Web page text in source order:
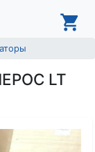
LT